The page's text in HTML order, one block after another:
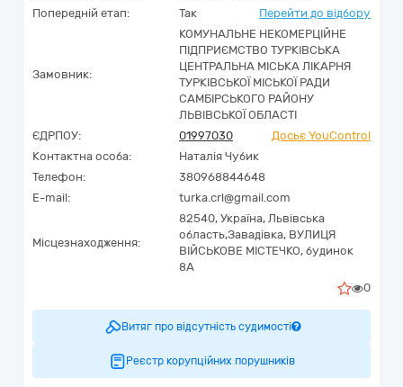
Попередній етап:
Так Перейти до відбору
Замовник:
КОМУНАЛЬНЕ НЕКОМЕРЦІЙНЕ
ПІДПРИЄМСТВО ТУРКІВСЬКА
ЦЕНТРАЛЬНА МІСЬКА ЛІКАРНЯ
ТУРКІВСЬКОЇ МІСЬКОЇ РАДИ
САМБІРСЬКОГО РАЙОНУ
ЛЬВІВСЬКОЇ ОБЛАСТІ
ЄДРПОУ:
01997030
Досьє YouControl
Контактна особа:
Наталія Чубик
Телефон:
380968844648
E-mail:
turka.crl@gmail.com
Місцезнаходження:
82540, Україна, Львівська
область,Завадівка, ВУЛИЦЯ
ВІЙСЬКОВЕ МІСТЕЧКО, будинок
8А
0
Витяг про відсутність судимості
Реєстр корупційних порушників